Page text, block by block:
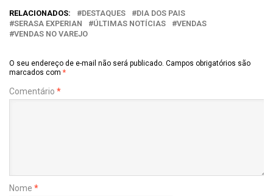
RELACIONADOS: DESTAQUES
DIA DOS PAIS
SERASA EXPERIAN
ÚLTIMAS NOTÍCIAS
VENDAS
VENDAS NO VAREJO
O seu endereço de e-mail não será publicado. Campos obrigatórios são
marcados com *
Comentário *
Nome *